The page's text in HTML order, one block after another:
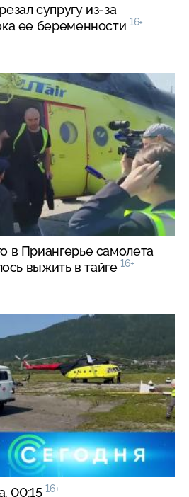
супругу из-за
ее беременности 16+
в Приангерье самолета
выжить в тайге 16+
00:15 16+